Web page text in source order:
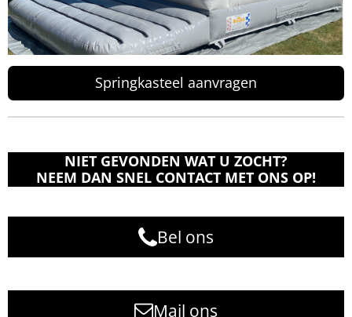
Springkasteel aanvragen
NIET GEVONDEN WAT U ZOCHT?
NEEM DAN SNEL CONTACT MET ONS OP!
Bel ons
Mail ons